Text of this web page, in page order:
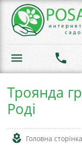
menu phone
Троянда
Роді
local_florist Головна сторінка